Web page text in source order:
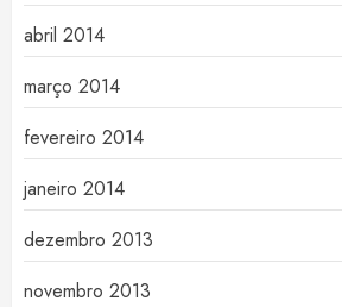
abril 2014
março 2014
fevereiro 2014
janeiro 2014
dezembro 2013
novembro 2013